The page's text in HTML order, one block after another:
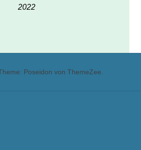
2022
Poseidon von ThemeZee.